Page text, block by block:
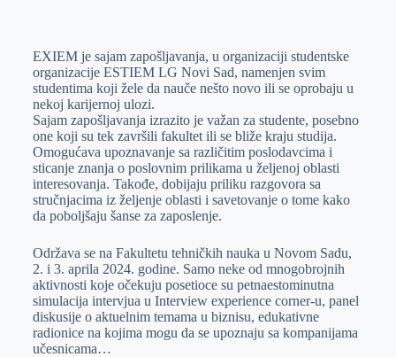
e
r
I
n
s
A
p
p
a
i
l
EXIEM je sajam zapošljavanja, u organizaciji studentske
organizacije ESTIEM LG Novi Sad, namenjen svim
studentima koji žele da nauče nešto novo ili se oprobaju u
nekoj karijernoj ulozi.
Sajam zapošljavanja izrazito je važan za studente, posebno
one koji su tek završili fakultet ili se bliže kraju studija.
Omogućava upoznavanje sa različitim poslodavcima i
sticanje znanja o poslovnim prilikama u željenoj oblasti
interesovanja. Takođe, dobijaju priliku razgovora sa
stručnjacima iz željenje oblasti i savetovanje o tome kako
da poboljšaju šanse za zaposlenje.
Održava se na Fakultetu tehničkih nauka u Novom Sadu,
2. i 3. aprila 2024. godine. Samo neke od mnogobrojnih
aktivnosti koje očekuju posetioce su petnaestominutna
simulacija intervjua u Interview experience corner-u, panel
diskusije o aktuelnim temama u biznisu, edukativne
radionice na kojima mogu da se upoznaju sa kompanijama
učesnicama…